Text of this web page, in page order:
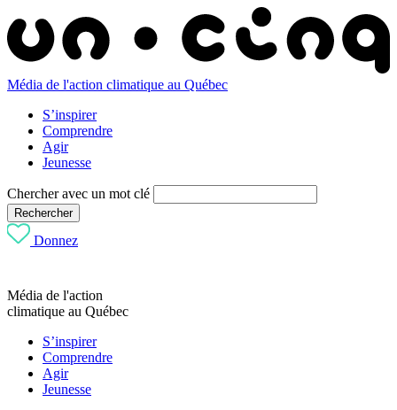
Média de l'action climatique au Québec
S’inspirer
Comprendre
Agir
Jeunesse
Chercher avec un mot clé
Rechercher
Donnez
Média de l'action
climatique au Québec
S’inspirer
Comprendre
Agir
Jeunesse